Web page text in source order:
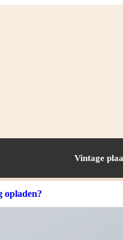
Vintage
opladen?